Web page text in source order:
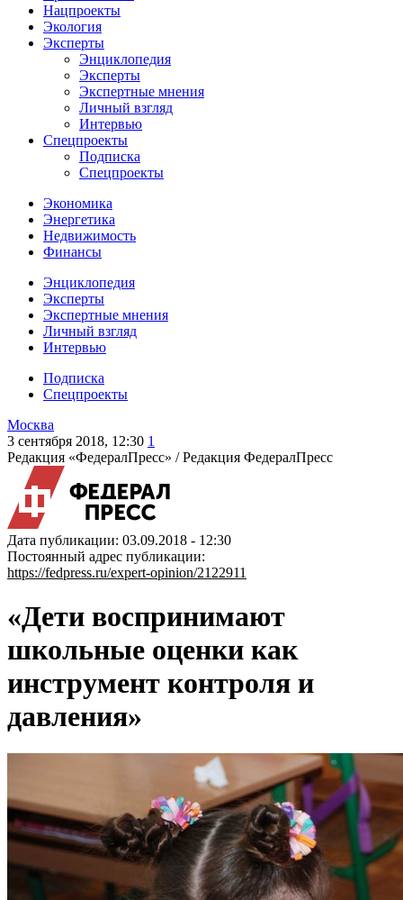
Нацпроекты
Экология
Эксперты
Энциклопедия
Эксперты
Экспертные мнения
Личный взгляд
Интервью
Спецпроекты
Подписка
Спецпроекты
Экономика
Энергетика
Недвижимость
Финансы
Энциклопедия
Эксперты
Экспертные мнения
Личный взгляд
Интервью
Подписка
Спецпроекты
Москва
3 сентября 2018, 12:30 1
Редакция «ФедералПресс» /Редакция ФедералПресс
Дата публикации: 03.09.2018 - 12:30
Постоянный адрес публикации:
https://fedpress.ru/expert-opinion/2122911
«Дети воспринимают
школьные оценки как
инструмент контроля и
давления»